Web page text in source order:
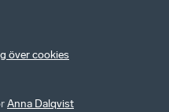
över cookies
Anna Dalqvist